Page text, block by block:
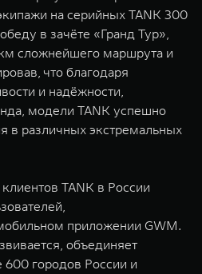
на серийных TANK 300
в зачёте «Гранд Тур»,
сложнейшего маршрута и
что благодаря
и надёжности,
модели TANK успешно
в различных экстремальных
TANK в России
приложении GWM.
объединяет
600 городов России и